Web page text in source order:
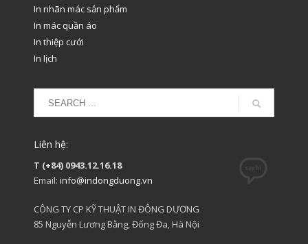
In nhãn mác sản phẩm
In mác quần áo
In thiệp cưới
In lịch
Liên hệ:
T (+84) 0943.12.16.18
Email: info@indongduong.vn
CÔNG TY CP KỸ THUẬT IN ĐÔNG DƯƠNG
85 Nguyễn Lương Bằng, Đống Đa, Hà Nội